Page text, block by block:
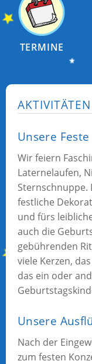
TERMINE
Unsere Feste
Wir feiern
Laternelaufen,
Sternschnuppe.
festliche
und fürs
auch die
gebührenden
viele Kerzen,
das ein oder
Unsere
Nach der
zum festen